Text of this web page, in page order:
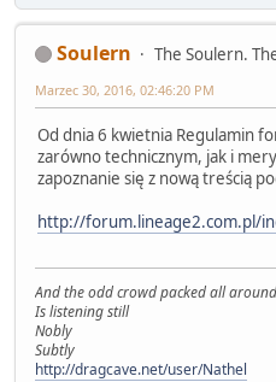
Soulern The Soulern.
Marzec 30, 2016, 02:46:20 PM
Od dnia 6 kwietnia Regulamin
zarówno technicznym, jak i
zapoznanie się z nową treścią
http://forum.lineage2.com.pl/
And the odd crowd packed all around
Is listening still
Nobly
Subtly
http://dragcave.net/user/Nathel